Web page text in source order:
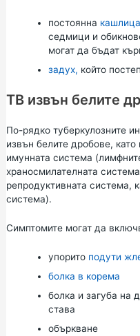
постоянна
седмици и
могат да бъдат
задух, който
TB извън белите
По-рядко туберкулозните
извън белите дробове,
имунната система
храносмилателната
репродуктивната система,
система).
Симптомите могат да
упорито подути
болка в корема
болка и загуба на
става
объркване